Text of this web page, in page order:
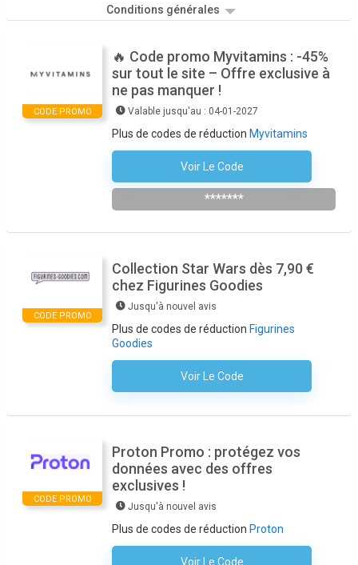
Conditions générales
CODE PROMO
🔥 Code promo Myvitamins : -45%
sur tout le site – Offre exclusive à
ne pas manquer !
Valable jusqu'au : 04-01-2027
Plus de codes de réduction Myvitamins
Voir Le Code
*******
CODE PROMO
Collection Star Wars dès 7,90 €
chez Figurines Goodies
Jusqu'à nouvel avis
Plus de codes de réduction Figurines
Goodies
Voir Le Code
Aucun Code N'est Nécessaire
CODE PROMO
Proton Promo : protégez vos
données avec des offres
exclusives !
Jusqu'à nouvel avis
Plus de codes de réduction Proton
Voir Le Code